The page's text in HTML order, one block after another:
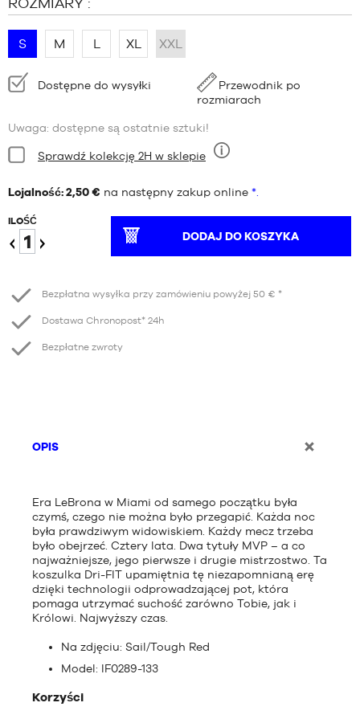
S M L XL XXL
Dostępność:Dostępne do wysyłki
Przewodnik po
rozmiarach
Uwaga: dostępne są ostatnie sztuki!
Stan:
Dziewięć
Sprawdź kolekcję 2H w sklepie
Lojalność: 2,50 € na następny zakup online *.
ILOŚĆ
DODAJ DO KOSZYKA
Bezpłatna wysyłka przy zamówieniu powyżej 50 € *
Dostawa Chronopost* 24h
Bezpłatne zwroty
OPIS
Era LeBrona w Miami od samego początku była
czymś, czego nie można było przegapić. Każda noc
była prawdziwym widowiskiem. Każdy mecz trzeba
było obejrzeć. Cztery lata. Dwa tytuły MVP – a co
najważniejsze, jego pierwsze i drugie mistrzostwo. Ta
koszulka Dri-FIT upamiętnia tę niezapomnianą erę
dzięki technologii odprowadzającej pot, która
pomaga utrzymać suchość zarówno Tobie, jak i
Królowi. Najwyższy czas.
Na zdjęciu: Sail/Tough Red
Model: IF0289-133
Korzyści